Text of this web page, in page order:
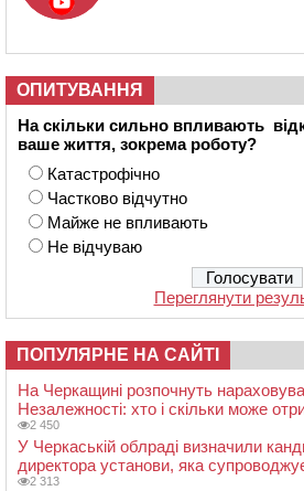
ОПИТУВАННЯ
На скільки сильно впливають
ваше життя, зокрема роботу?
Катастрофічно
Частково відчутно
Майже не впливають
Не відчуваю
Переглянути
ПОПУЛЯРНЕ НА САЙТІ
На Черкащині розпочнуть
Незалежності: хто і скільки може
2 450
У Черкаській облраді визначили
директора установи, яка
2 313